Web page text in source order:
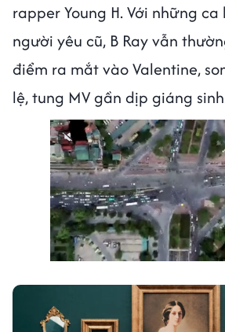
rapper Young H. Với những ca
người yêu cũ, B Ray vẫn
điểm ra mắt vào Valentine,
lệ, tung MV gần dịp giáng